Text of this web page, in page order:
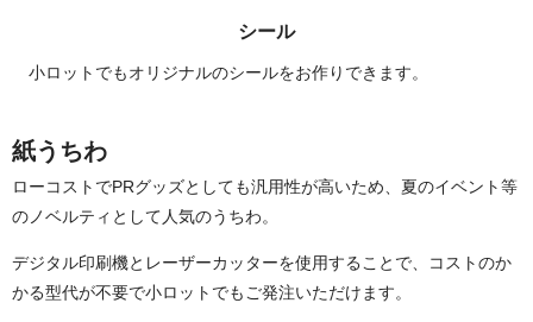
シール
小ロットでもオリジナルのシールをお作りできます。
紙うちわ
ローコストでPRグッズとしても汎用性が高いため、夏のイベント等
のノベルティとして人気のうちわ。
デジタル印刷機とレーザーカッターを使用することで、コストのか
かる型代が不要で小ロットでもご発注いただけます。